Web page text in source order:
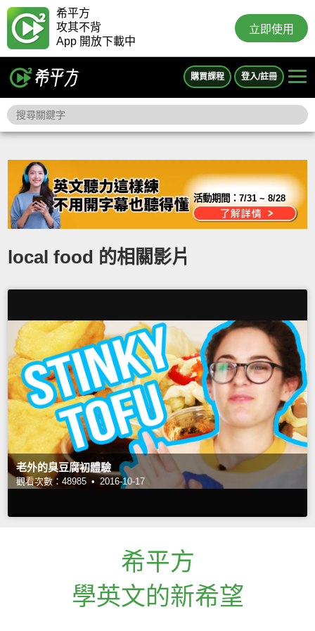
希平方
攻其不背
App 開放下載中
立即使用
購買課程 登入/註冊
活動期間：7/31 ~ 8/28
local food 的相關影片
老外的臭豆腐初體驗
觀看次數：48985 • 2016-10-17
希平方
學英文的新希望